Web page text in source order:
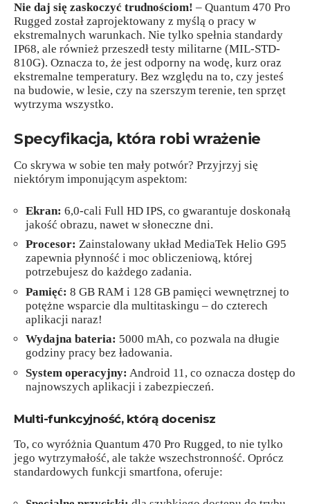
Nie daj się zaskoczyć trudnościom! – Quantum 470 Pro
Rugged został zaprojektowany z myślą o pracy w
ekstremalnych warunkach. Nie tylko spełnia standardy
IP68, ale również przeszedł testy militarne (MIL-STD-
810G). Oznacza to, że jest odporny na wodę, kurz oraz
ekstremalne temperatury. Bez względu na to, czy jesteś
na budowie, w lesie, czy na szerszym terenie, ten sprzęt
wytrzyma wszystko.
Specyfikacja, która robi wrażenie
Co skrywa w sobie ten mały potwór? Przyjrzyj się
niektórym imponującym aspektom:
Ekran: 6,0-cali Full HD IPS, co gwarantuje doskonałą
jakość obrazu, nawet w słoneczne dni.
Procesor: Zainstalowany układ MediaTek Helio G95
zapewnia płynność i moc obliczeniową, której
potrzebujesz do każdego zadania.
Pamięć: 8 GB RAM i 128 GB pamięci wewnętrznej to
potężne wsparcie dla multitaskingu – do czterech
aplikacji naraz!
Wydajna bateria: 5000 mAh, co pozwala na długie
godziny pracy bez ładowania.
System operacyjny: Android 11, co oznacza dostęp do
najnowszych aplikacji i zabezpieczeń.
Multi-funkcyjność, którą docenisz
To, co wyróżnia Quantum 470 Pro Rugged, to nie tylko
jego wytrzymałość, ale także wszechstronność. Oprócz
standardowych funkcji smartfona, oferuje: